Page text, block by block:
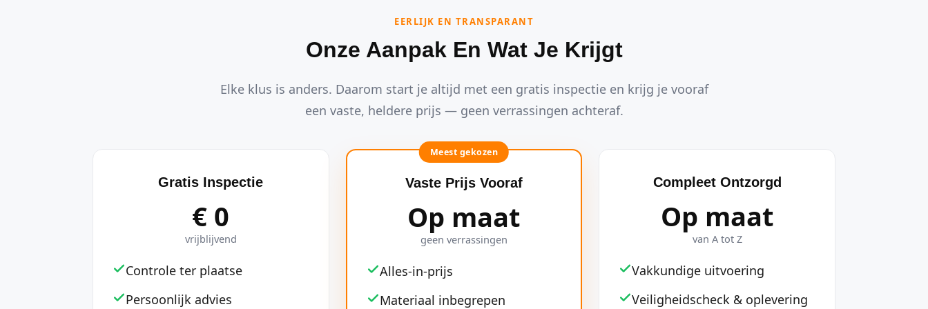
EERLIJK EN TRANSPARANT
Onze Aanpak En Wat Je Krijgt
Elke klus is anders. Daarom start je altijd met een gratis inspectie en krijg je vooraf
een vaste, heldere prijs — geen verrassingen achteraf.
Gratis Inspectie
€ 0
vrijblijvend
Controle ter plaatse
Persoonlijk advies
Meest gekozen
Vaste Prijs Vooraf
Op maat
geen verrassingen
Alles-in-prijs
Materiaal inbegrepen
Compleet Ontzorgd
Op maat
van A tot Z
Vakkundige uitvoering
Veiligheidscheck & oplevering